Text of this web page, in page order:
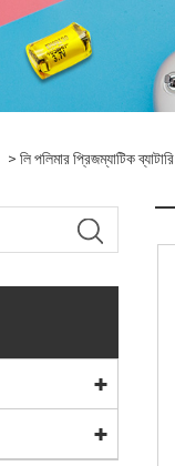
> লি পলিমার প্রিজম্যাটিক ব্যাটারি